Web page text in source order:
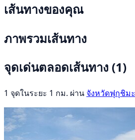
เส้นทางของคุณ
ภาพรวมเส้นทาง
จุดเด่นตลอดเส้นทาง (1)
1 จุดในระยะ 1 กม. ผ่าน จังหวัดฟุกุชิมะ